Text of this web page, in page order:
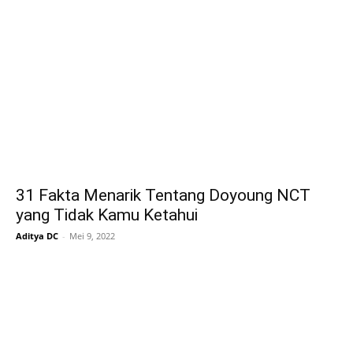
31 Fakta Menarik Tentang Doyoung NCT
yang Tidak Kamu Ketahui
Aditya DC - Mei 9, 2022